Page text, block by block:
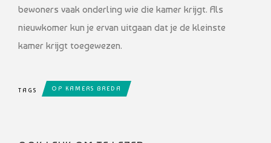
bewoners vaak onderling wie die kamer krijgt. Als
nieuwkomer kun je ervan uitgaan dat je de kleinste
kamer krijgt toegewezen.
TAGS OP KAMERS BREDA